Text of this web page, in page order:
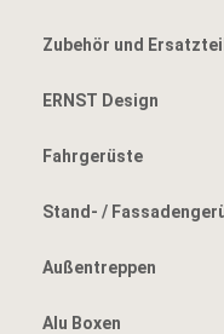
Zubehör und
ERNST Design
Fahrgerüste
Stand- /
Außentreppen
Alu Boxen